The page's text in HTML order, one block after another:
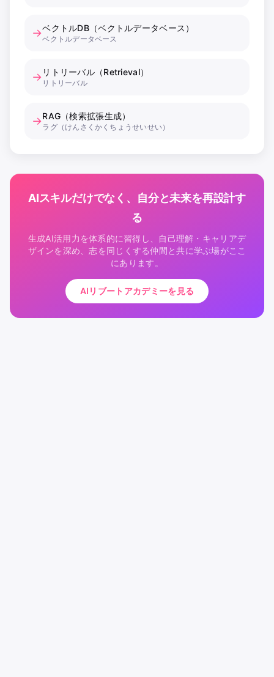
→ベクトルDB（ベクトルデータベース）
ベクトルデータベース
→ リトリーバル（Retrieval）
リトリーバル
→RAG（検索拡張生成）
ラグ（けんさくかくちょうせいせい）
AIスキルだけでなく、自分と未来を再設計す
る
生成AI活用力を体系的に習得し、自己理解・キャリアデ
ザインを深め、志を同じくする仲間と共に学ぶ場がここ
にあります。
AIリブートアカデミーを見る